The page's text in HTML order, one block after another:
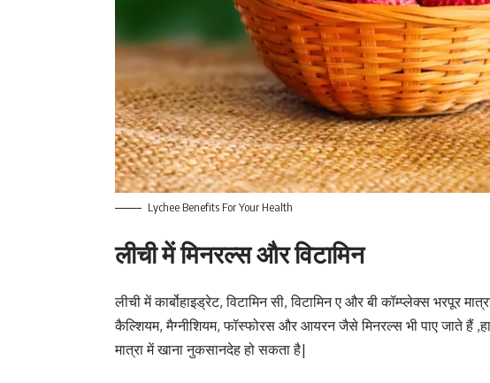
Lychee Benefits For Your Health
लीची में मिनरल्स और विटामिन
लीची में कार्बोहाइड्रेट, विटामिन सी, विटामिन ए और बी कॉम्प्लेक्स भरपूर
कैल्शियम, मैग्नीशियम, फॉस्फोरस और आयरन जैसे मिनरल्स भी पाए जाते हैं
मात्रा में खाना नुकसानदेह हो सकता है|